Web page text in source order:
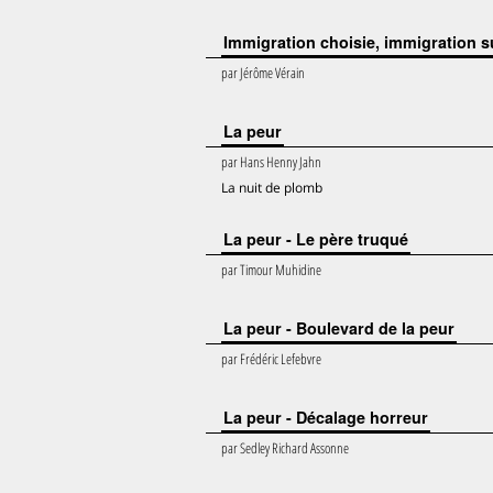
Immigration choisie, immigration
parJérôme Vérain
La peur
parHans Henny Jahn
La nuit de plomb
La peur - Le père truqué
parTimour Muhidine
La peur - Boulevard de la peur
parFrédéric Lefebvre
La peur - Décalage horreur
parSedley Richard Assonne